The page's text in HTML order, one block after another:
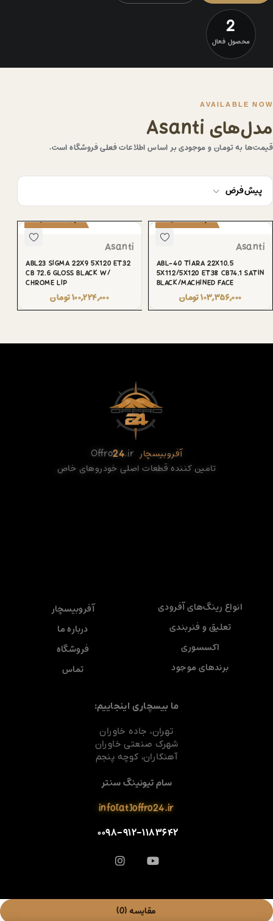
2
محصول فعال
AVAILABLE NOW
مدل‌های Asanti
قیمت‌ها به تومان و موجودی بر اساس اطلاعات فعلی فروشگاه است.
پیش‌فرض
پیش‌سفارش
Asanti
ABL-40 TIARA 22X10.5
5X112/5X120 ET38 CB74.1 SATIN
BLACK/MACHINED FACE
۱۰۳,۳۵۶,۰۰۰تومان
پیش‌سفارش
Asanti
ABL23 SIGMA 22X9 5X120 ET32
CB 72.6 GLOSS BLACK W/
CHROME LIP
۱۰۰,۲۲۴,۰۰۰تومان
آفروبیسچار Offro24.ir
تامین کننده قطعات اصلی خودروهای خاص
انواع رینگ‌های آفرودی
تعلیق و فنربندی
اکسسوری
برندهای موجود
آفروبیسچار
درباره ما
فروشگاه
تماس
ما بیسچاری اینجاییم:
تهران، جاده خاوران
شهرک صنعتی خاوران
آهنکاران، کوچه پنجم
سام تیونینگ سنتر
info[at]offro24.ir
۰۰۹۸-۹۱۲-۱۱۸۳۶۴۲
مقایسه(0)